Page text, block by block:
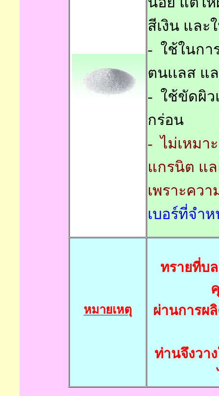
สีเงิน และ
- ใช้ในกา
ตนเเลส แ
- ใช้ขัดผิ
กร่อน
- ไม่เหมา
แกรนิต แ
เพราะคว
เบอร์ที่จำ
หมายเหตุ
ทรายที่บ
ผ่านการผ
ท่านจึงวา